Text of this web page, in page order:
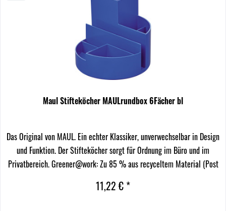
Maul Stifteköcher MAULrundbox 6Fächer bl
Das Original von MAUL. Ein echter Klassiker, unverwechselbar in Design
und Funktion. Der Stifteköcher sorgt für Ordnung im Büro und im
Privatbereich. Greener@work: Zu 85 % aus recyceltem Material (Post
11,22 € *